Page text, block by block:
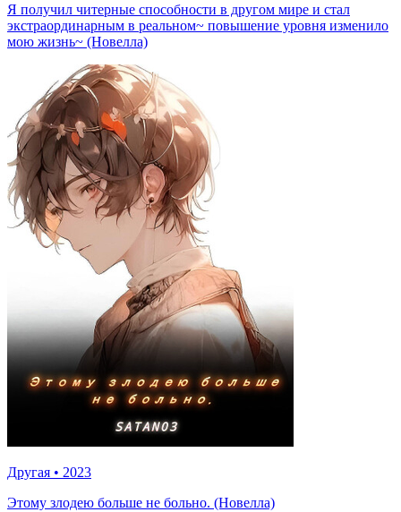
Я получил читерные способности в другом мире и стал
экстраординарным в реальном~ повышение уровня изменило
мою жизнь~ (Новелла)
Другая • 2023
Этому злодею больше не больно. (Новелла)